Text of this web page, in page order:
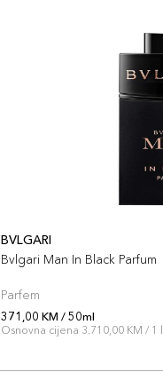
BVLGARI
Bvlgari Man In Black Parfum
Parfem
371,00 KM / 50ml
Osnovna cijena 3.710,00 KM / 1 l